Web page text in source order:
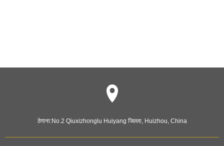
ठेगाना:No.2 Qiuxizhonglu Huiyang जिल्ला, Huizhou, China